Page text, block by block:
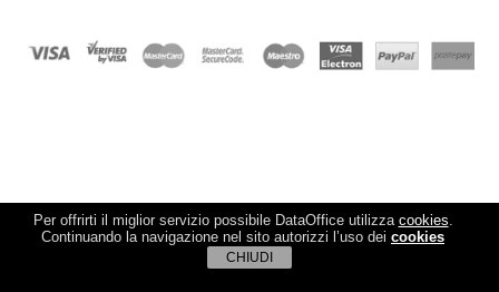
Per offrirti il miglior servizio possibile DataOffice utilizza cookies.
Continuando la navigazione nel sito autorizzi l’uso dei cookies
CHIUDI